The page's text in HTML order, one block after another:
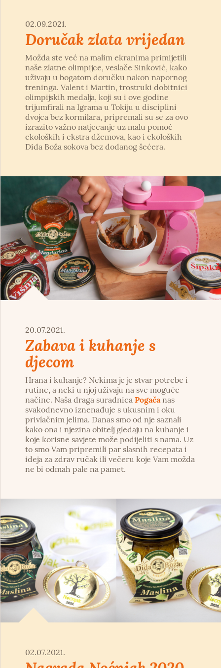
02.09.2021.
Doručak zlata vrijedan
Možda ste već na malim ekranima primijetili
naše zlatne olimpijce, veslače Sinković, kako
uživaju u bogatom doručku nakon napornog
treninga. Valent i Martin, trostruki dobitnici
olimpijskih medalja, koji su i ove godine
trijumfirali na Igrama u Tokiju u disciplini
dvojca bez kormilara, pripremali su se za ovo
izrazito važno natjecanje uz malu pomoć
ekoloških i ekstra džemova, kao i ekoloških
Dida Boža sokova bez dodanog šećera.
20.07.2021.
Zabava i kuhanje s
djecom
Hrana i kuhanje? Nekima je je stvar potrebe i
rutine, a neki u njoj uživaju na sve moguće
načine. Naša draga suradnica Pogača nas
svakodnevno iznenađuje s ukusnim i oku
privlačnim jelima. Danas smo od nje saznali
kako ona i njezina obitelj gledaju na kuhanje i
koje korisne savjete može podijeliti s nama. Uz
to smo Vam pripremili par slasnih recepata i
ideja za zdrav ručak ili večeru koje Vam možda
ne bi odmah pale na pamet.
02.07.2021.